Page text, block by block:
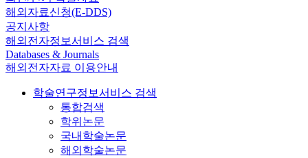
해외자료신청(E-DDS)
공지사항
해외전자정보서비스 검색
Databases & Journals
해외전자자료 이용안내
학술연구정보서비스 검색
통합검색
학위논문
국내학술논문
해외학술논문